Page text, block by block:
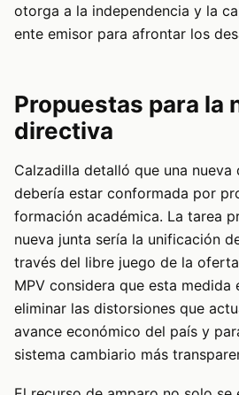
otorga a la independencia y la
ente emisor para afrontar los
Propuestas para la
directiva
Calzadilla detalló que una nueva
debería estar conformada por
formación académica. La tarea
nueva junta sería la unificación
través del libre juego de la
MPV considera que esta medida
eliminar las distorsiones que
avance económico del país y
sistema cambiario más